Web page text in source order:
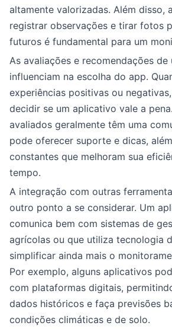
altamente valorizadas. Além disso,
registrar observações e tirar fotos
futuros é fundamental para um
As avaliações e recomendações de
influenciam na escolha do app.
experiências positivas ou
decidir se um aplicativo vale a
avaliados geralmente têm uma
pode oferecer suporte e dicas,
constantes que melhoram sua
tempo.
A integração com outras
outro ponto a se considerar. Um
comunica bem com sistemas de
agrícolas ou que utiliza tecnologia
simplificar ainda mais o
Por exemplo, alguns aplicativos
com plataformas digitais,
dados históricos e faça previsões
condições climáticas e de solo.